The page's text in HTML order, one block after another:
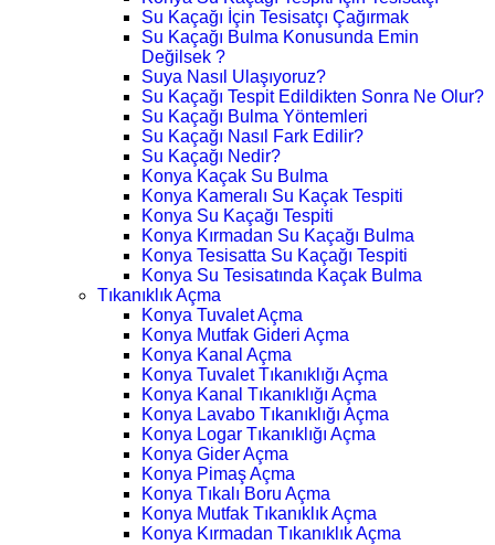
Su Kaçağı İçin Tesisatçı Çağırmak
Su Kaçağı Bulma Konusunda Emin
Değilsek ?
Suya Nasıl Ulaşıyoruz?
Su Kaçağı Tespit Edildikten Sonra Ne Olur?
Su Kaçağı Bulma Yöntemleri
Su Kaçağı Nasıl Fark Edilir?
Su Kaçağı Nedir?
Konya Kaçak Su Bulma
Konya Kameralı Su Kaçak Tespiti
Konya Su Kaçağı Tespiti
Konya Kırmadan Su Kaçağı Bulma
Konya Tesisatta Su Kaçağı Tespiti
Konya Su Tesisatında Kaçak Bulma
Tıkanıklık Açma
Konya Tuvalet Açma
Konya Mutfak Gideri Açma
Konya Kanal Açma
Konya Tuvalet Tıkanıklığı Açma
Konya Kanal Tıkanıklığı Açma
Konya Lavabo Tıkanıklığı Açma
Konya Logar Tıkanıklığı Açma
Konya Gider Açma
Konya Pimaş Açma
Konya Tıkalı Boru Açma
Konya Mutfak Tıkanıklık Açma
Konya Kırmadan Tıkanıklık Açma